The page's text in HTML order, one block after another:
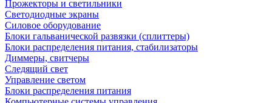
Прожекторы и светильники
Светодиодные экраны
Силовое оборудование
Блоки гальванической развязки (сплиттеры)
Блоки распределения питания, стабилизаторы
Диммеры, свитчеры
Следящий свет
Управление светом
Блоки распределения питания